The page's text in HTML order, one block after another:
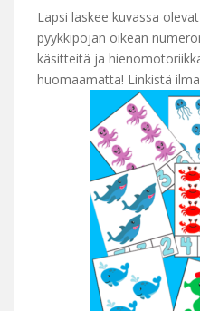
Lapsi laskee kuvassa
pyykkipojan oikean
käsitteitä ja
huomaamatta! Linkistä